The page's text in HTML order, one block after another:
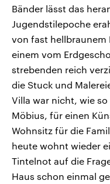
Bänder lässt das
Jugendstilepoche
von fast hellbraunem
einem vom
strebenden reich
die Stuck und
Villa war nicht, wie
Möbius, für einen
Wohnsitz für die
heute wohnt wieder
Tintelnot auf die
Haus schon einmal